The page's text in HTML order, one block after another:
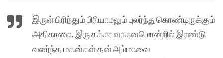
இருள் பிரிந்தும் பிரியாமலும் புலர்ந்துகொண்டிருக்கும்
அதிகாலை. இரு சக்கர வாகனமொன்றில் இரண்டு
வளர்ந்த மகன்கள் தன் அம்மாவை